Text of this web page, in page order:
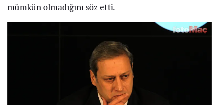
mümkün olmadığını söz etti.